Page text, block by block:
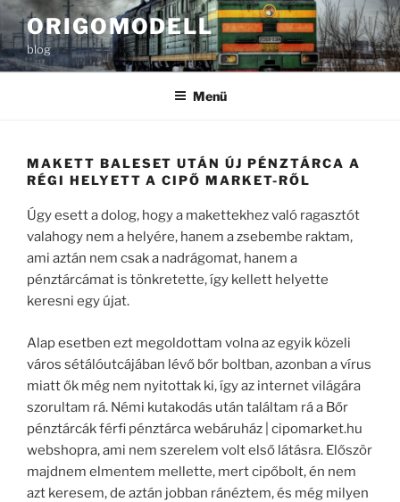
Tartalomhoz
ORIGOMODELL
blog
Menü
MAKETT BALESET UTÁN ÚJ PÉNZTÁRCA A
RÉGI HELYETT A CIPŐ MARKET-RŐL
Úgy esett a dolog, hogy a makettekhez való ragasztót
valahogy nem a helyére, hanem a zsebembe raktam,
ami aztán nem csak a nadrágomat, hanem a
pénztárcámat is tönkretette, így kellett helyette
keresni egy újat.
Alap esetben ezt megoldottam volna az egyik közeli
város sétálóutcájában lévő bőr boltban, azonban a vírus
miatt ők még nem nyitottak ki, így az internet világára
szorultam rá. Némi kutakodás után találtam rá a Bőr
pénztárcák férfi pénztárca webáruház | cipomarket.hu
webshopra, ami nem szerelem volt első látásra. Először
majdnem elmentem mellette, mert cipőbolt, én nem
azt keresem, de aztán jobban ránéztem, és még milyen